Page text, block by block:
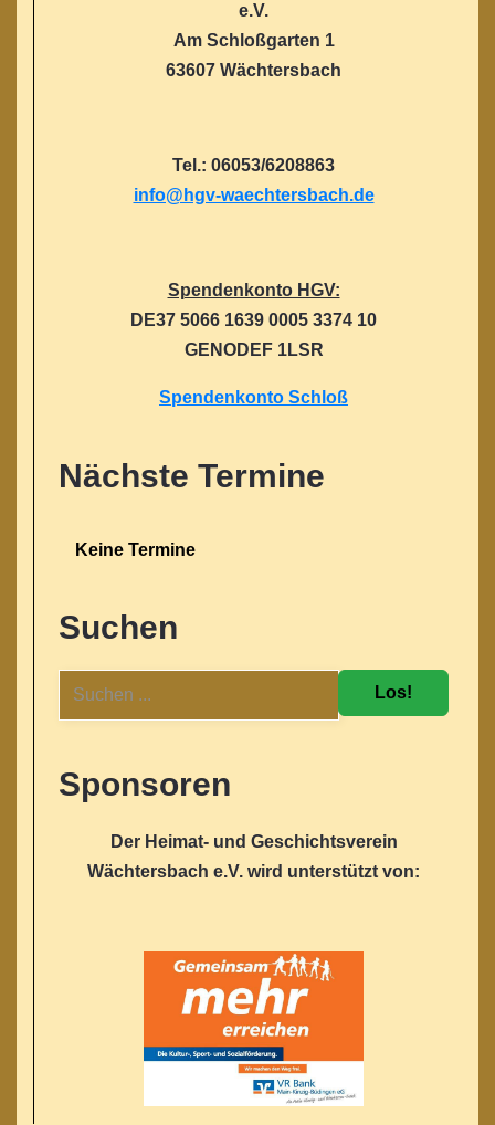
e.V.
Am Schloßgarten 1
63607 Wächtersbach
Tel.: 06053/6208863
info@hgv-waechtersbach.de
Spendenkonto HGV:
DE37 5066 1639 0005 3374 10
GENODEF 1LSR
Spendenkonto Schloß
Nächste Termine
Keine Termine
Suchen
Los!
Sponsoren
Der Heimat- und Geschichtsverein
Wächtersbach e.V. wird unterstützt von: